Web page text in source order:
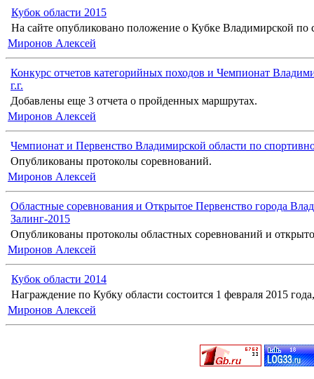
Кубок области 2015
На сайте опубликовано положение о Кубке Владимирской по
Миронов Алексей
Конкурс отчетов категорийных походов и Чемпионат
г.г.
Добавлены еще 3 отчета о пройденных маршрутах.
Миронов Алексей
Чемпионат и Первенство Владимирской области по
Опубликованы протоколы соревнований.
Миронов Алексей
Областные соревнования и Открытое Первенство города
Залинг-2015
Опубликованы протоколы областных соревнований и
Миронов Алексей
Кубок области 2014
Награждение по Кубку области состоится 1 февраля 2015
Миронов Алексей